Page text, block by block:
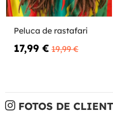
Peluca de rastafari
17,99 € 19,99 €
FOTOS DE